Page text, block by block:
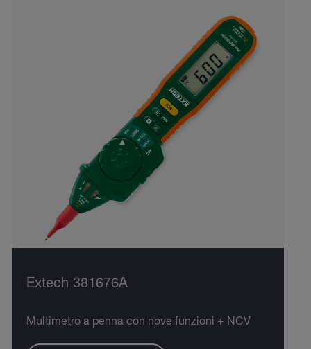
Extech 381676A
Multimetro a penna con nove funzioni + NCV